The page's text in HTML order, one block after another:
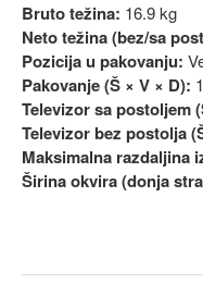
Bruto težina: 16.9 kg
Neto težina (bez/sa
Pozicija u pakovanju:
Pakovanje (Š × V × D):
Televizor sa postoljem
Televizor bez postolja
Maksimalna razdaljina
Širina okvira (donja